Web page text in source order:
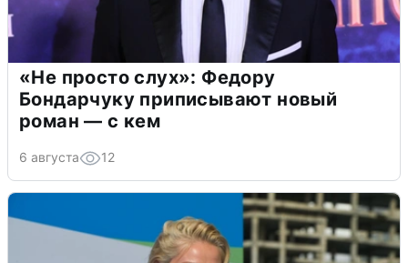
«Не просто слух»: Федору
Бондарчуку приписывают новый
роман — с кем
6 августа 12